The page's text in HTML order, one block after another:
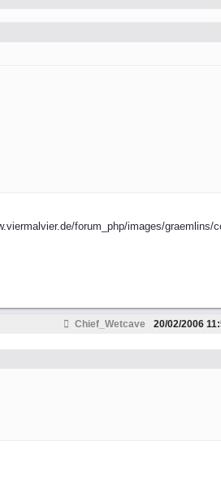
forum_php/images/graemlins/
Chief_Wetcave 20/02/2006